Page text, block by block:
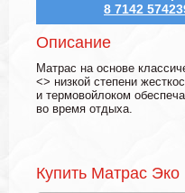
8 7142
Описание
Матрас на основе
<> низкой степени
и термовойлоком
во время отдыха.
Купить Матрас Эко